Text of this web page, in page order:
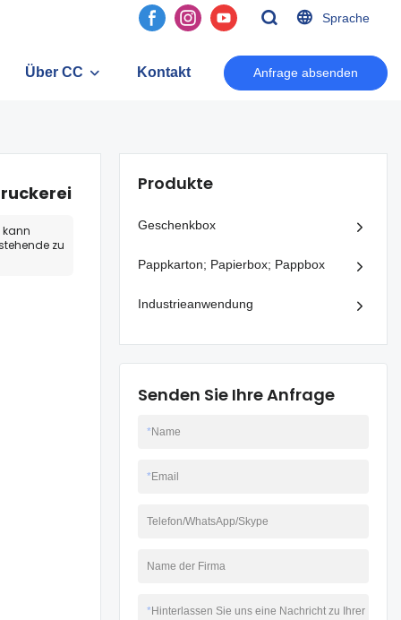
Sprache
Über CC Kontakt Anfrage absenden
kann
zu
Produkte
Geschenkbox
Pappkarton; Papierbox; Pappbox
Industrieanwendung
Senden Sie Ihre Anfrage
*Name
*Email
Telefon/WhatsApp/Skype
Name der Firma
*Hinterlassen Sie uns eine Nachricht zu Ihrer